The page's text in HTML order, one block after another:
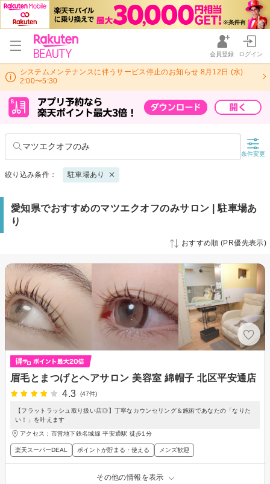
会員登録 ログイン
システムメンテナンスに伴うサービス停止のお知らせ 8月12日 (水)
2:00〜5:30
マツエクオフのみ
条件変更
絞り込み条件： 駐車場あり
愛知県でおすすめのマツエクオフのみサロン | 駐車場あ
り
おすすめ順 (PR優先表示)
眉毛とまつげとヘアサロン 美容室 綿帽子 北区平安通店
4.3
(47件)
【フラットラッシュ取り扱い店◎】丁寧なカウンセリング＆施術であなたの「なりた
い！」を叶えます
アクセス：市営地下鉄名城線 平安通駅 徒歩1分
楽天スーパーDEAL ポイントが貯まる・使える メンズ歓迎
その他の情報を表示